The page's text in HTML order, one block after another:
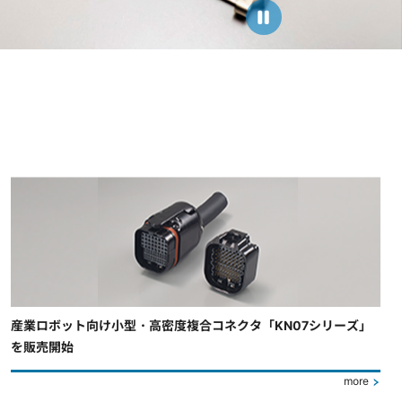
産業ロボット向け小型・高密度複合コネクタ「KN07シリーズ」
を販売開始
more